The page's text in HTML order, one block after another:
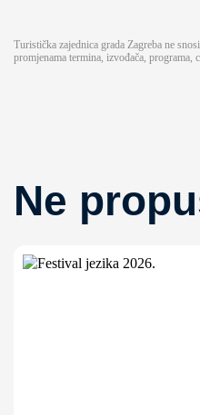
Turistička zajednica grada Zagreba ne
promjenama termina, izvođača, programa,
Ne